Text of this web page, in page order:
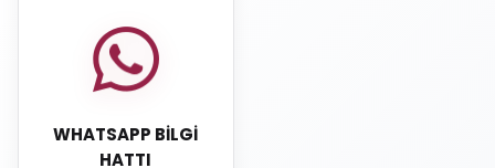
WHATSAPP BILGI
HATTI